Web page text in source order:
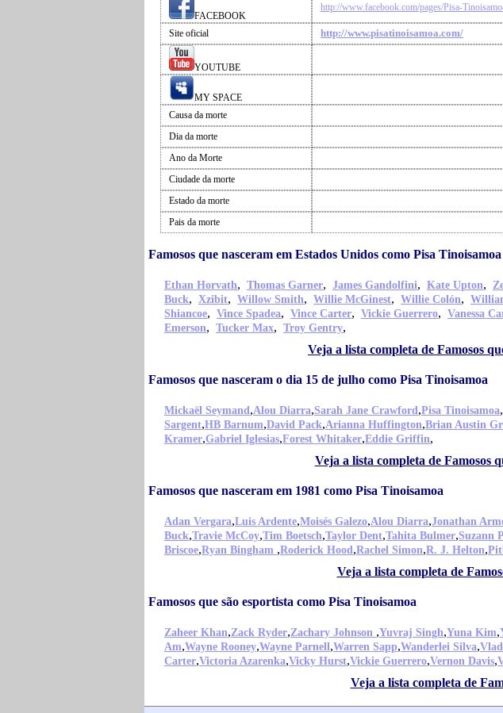
FACEBOOK
http://www.facebook.com/pages/Pisa-
Site oficial http://www.pisatinoisamoa.com/
YOUTUBE
MY SPACE
Causa da morte
Dia da morte
Ano da Morte
Ciudade da morte
Estado da morte
Pais da morte
Famosos que nasceram em Estados Unidos como Pisa Tinoisamoa
Ethan Horvath, Thomas Garner, James Gandolfini, Kate Upton,
Buck, Xzibit, Willow Smith, Willie McGinest, Willie Colón,
Shiancoe, Vince Spadea, Vince Carter, Vickie Guerrero, Vanessa
Emerson, Tucker Max, Troy Gentry,
Veja a lista completa de Famosos
Famosos que nasceram o dia 15 de julho como Pisa Tinoisamoa
Mickaël Seymand,Alou Diarra,Sarah Jane Crawford,Pisa Tinoisamoa,
Sargent,HB Barnum,David Pack,Arianna Huffington,Brian Austin
Kramer,Gabriel Iglesias,Forest Whitaker,Eddie Griffin,
Veja a lista completa de Famosos
Famosos que nasceram em 1981 como Pisa Tinoisamoa
Adan Vergara,Luis Ardente,Moisés Galezo,Alou Diarra,Jonathan
Buck,Travie McCoy,Tim Boetsch,Taylor Dent,Tahita Bulmer,Suzann
Briscoe,Ryan Bingham ,Roderick Hood,Rachel Simon,R. J. Helton,
Veja a lista completa de
Famosos que são esportista como Pisa Tinoisamoa
Zaheer Khan,Zack Ryder,Zachary Johnson ,Yuvraj Singh,Yuna Kim,
Am,Wayne Rooney,Wayne Parnell,Warren Sapp,Wanderlei Silva,
Carter,Victoria Azarenka,Vicky Hurst,Vickie Guerrero,Vernon Davis,
Veja a lista completa de